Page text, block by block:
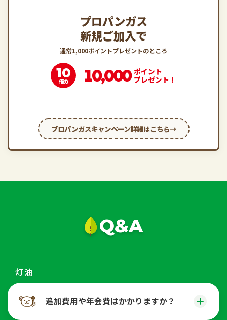
プロパンガス
新規ご加入で
通常1,000ポイントプレゼントのところ
10
倍の 10,000 ポイント
プレゼント！
プロパンガスキャンペーン詳細はこちら
Q&A
灯油
追加費用や年会費はかかりますか？